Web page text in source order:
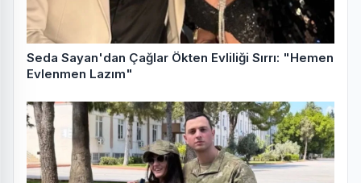
Seda Sayan'dan Çağlar Ökten Evliliği Sırrı: "Hemen
Evlenmen Lazım"